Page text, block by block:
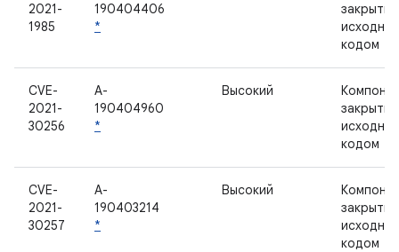
2021-
1985
190404406
*
закрытым
кодом
CVE-
2021-
30256
A-
190404960
*
Высокий
закрытым
кодом
CVE-
2021-
30257
A-
190403214
*
Высокий
закрытым
кодом